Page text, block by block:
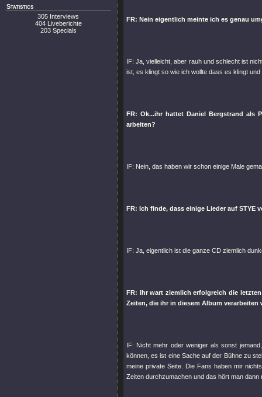
Statistics
305 Interviews
404 Liveberichte
203 Specials
FR: Nein eigentlich meinte ich es genau
IF: Ja, vielleicht, aber rauh und schlecht ist
ist, es klingt so wie ich wollte dass es klingt
FR: Ok...ihr hattet Daniel Bergstrand als
arbeiten?
IF: Nein, das haben wir schon einige Male
FR: Ich finde, dass einige Lieder auf
IF: Ja, eigentlich ist die ganze CD ziemlich
FR: Ihr wart ziemlich erfolgreich die
Zeiten, die ihr in diesem Album verarbeiten
IF: Nicht mehr oder weniger als sonst
können, es ist eine Sache auf der Bühne zu
meine private Seite. Die Fans haben mir
Zeiten durchzumachen und das hört man dann